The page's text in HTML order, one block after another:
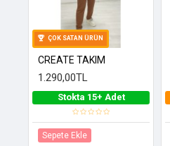
ÇOK SATAN ÜRÜN
CREATE TAKIM
1.290,00TL
Stokta 15+ Adet
Sepete Ekle